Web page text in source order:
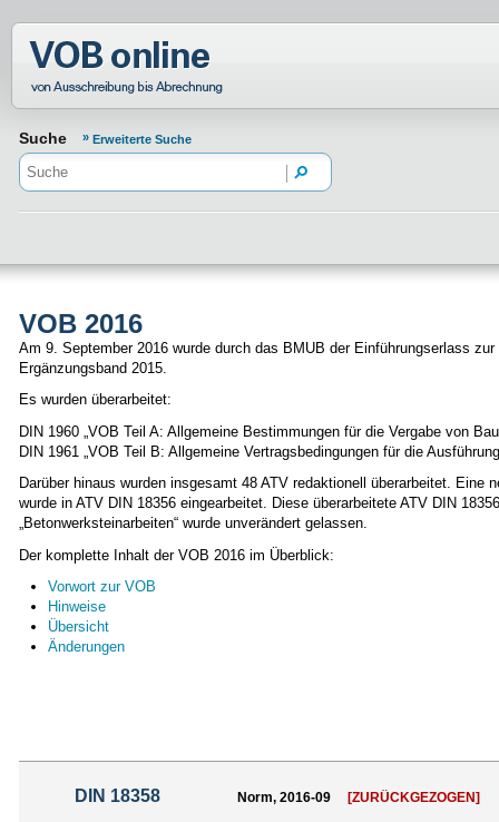
Normenportal Barrierefreiheit
Suche Erweiterte Suche
VOB 2016
Am 9. September 2016 wurde durch das BMUB der Einführungserlass
Ergänzungsband 2015.
Es wurden überarbeitet:
DIN 1960 „VOB Teil A: Allgemeine Bestimmungen für die Vergabe von
DIN 1961 „VOB Teil B: Allgemeine Vertragsbedingungen für die
Darüber hinaus wurden insgesamt 48 ATV redaktionell überarbeitet. Eine
wurde in ATV DIN 18356 eingearbeitet. Diese überarbeitete ATV DIN
„Betonwerksteinarbeiten“ wurde unverändert gelassen.
Der komplette Inhalt der VOB 2016 im Überblick:
Vorwort zur VOB
Hinweise
Übersicht
Änderungen
DIN 18358 Norm, 2016-09 [ZURÜCKGEZOGEN]